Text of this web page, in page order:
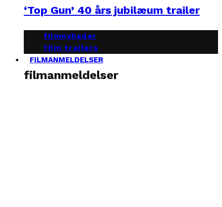
‘Top Gun’ 40 års jubilæum trailer
filmnyheder
film trailers
FILMANMELDELSER
filmanmeldelser